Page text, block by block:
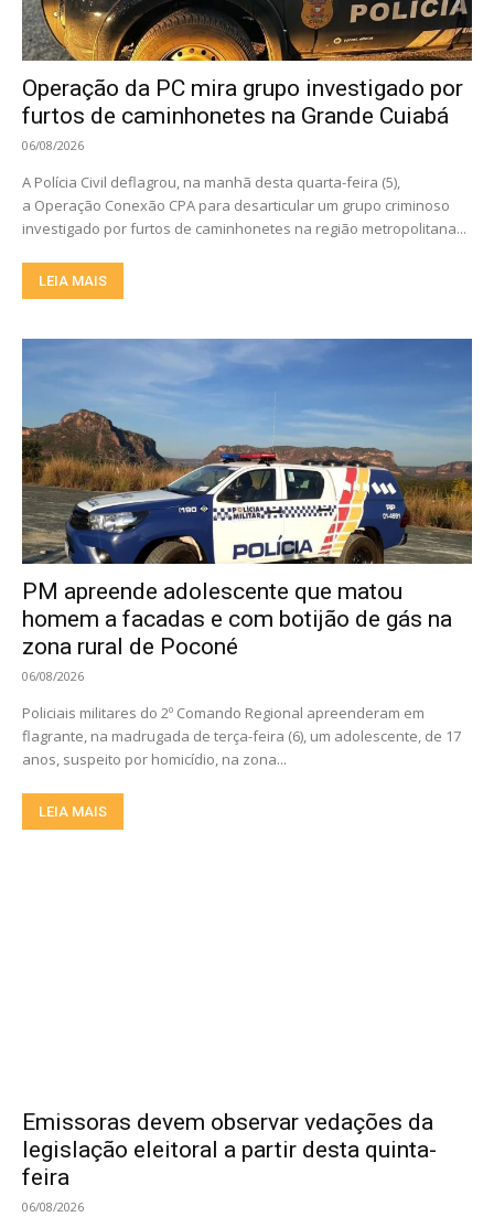
Operação da PC mira grupo investigado por
furtos de caminhonetes na Grande Cuiabá
06/08/2026
A Polícia Civil deflagrou, na manhã desta quarta-feira (5),
a Operação Conexão CPA para desarticular um grupo criminoso
investigado por furtos de caminhonetes na região metropolitana...
LEIA MAIS
PM apreende adolescente que matou
homem a facadas e com botijão de gás na
zona rural de Poconé
06/08/2026
Policiais militares do 2º Comando Regional apreenderam em
flagrante, na madrugada de terça-feira (6), um adolescente, de 17
anos, suspeito por homicídio, na zona...
LEIA MAIS
Emissoras devem observar vedações da
legislação eleitoral a partir desta quinta-
feira
06/08/2026